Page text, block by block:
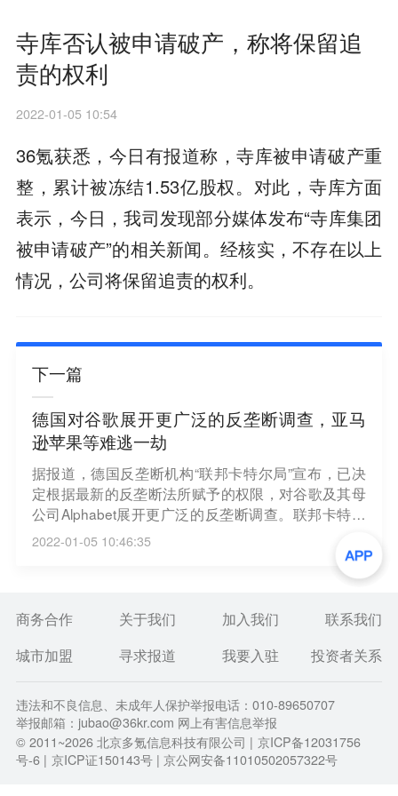
寺库否认被申请破产，称将保留追
责的权利
2022-01-05 10:54
36氪获悉，今日有报道称，寺库被申请破产重
整，累计被冻结1.53亿股权。对此，寺库方面
表示，今日，我司发现部分媒体发布“寺库集团
被申请破产”的相关新闻。经核实，不存在以上
情况，公司将保留追责的权利。
下一篇
德国对谷歌展开更广泛的反垄断调查，亚马
逊苹果等难逃一劫
据报道，德国反垄断机构“联邦卡特尔局”宣布，已决
定根据最新的反垄断法所赋予的权限，对谷歌及其母
公司Alphabet展开更广泛的反垄断调查。联邦卡特尔
局表示，该机构已经在更密集地调查谷歌对个人数据
的使用情况，以及谷歌新闻服务“News Showcase”。
此外，联邦卡特尔局还在考虑有关亚马逊、苹果和Fa
2022-01-05 10:46:35
商务合作 关于我们 加入我们
联系我们
城市加盟
寻求报道 我要入驻 投资者关系
违法和不良信息、未成年人保护举报电话：010-89650707
举报邮箱：jubao@36kr.com 网上有害信息举报
© 2011~2026北京多氪信息科技有限公司 | 京ICP备12031756
号-6 | 京ICP证150143号 | 京公网安备11010502057322号